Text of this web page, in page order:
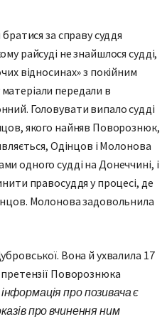
за справу суддя
райсуді не знайшлося судді,
відносинах» з покійним
передали в
Головувати випало судді
якого найняв Поворознюк,
Одінцов і Молонова
одного судді на Донеччині, і
правосуддя у процесі, де
Молонова задовольнила
Вона й ухвалила 17
Поворознюка
про позивача є
про вчинення ним